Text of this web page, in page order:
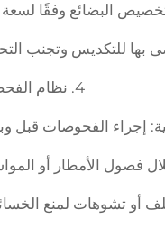
البضائع وفقًا
بها للتكديس وتجنب
4. نظام الفحص الروتيني
إجراء الفحوصات قبل
فصول الأمطار أو
تشوهات لمنع